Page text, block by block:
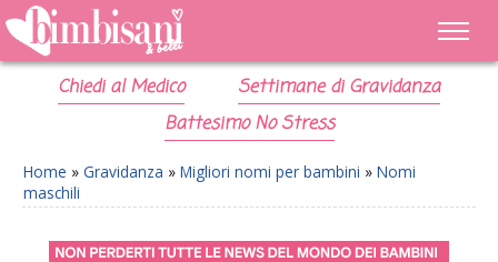
Chiedi al Medico
Settimane di Gravidanza
Battesimo No Stress
Home » Gravidanza » Migliori nomi per bambini » Nomi
maschili